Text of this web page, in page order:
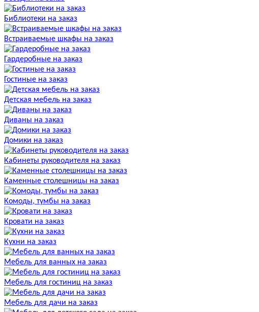
Библиотеки на заказ
Встраиваемые шкафы на заказ
Гардеробные на заказ
Гостиные на заказ
Детская мебель на заказ
Диваны на заказ
Домики на заказ
Кабинеты руководителя на заказ
Каменные столешницы на заказ
Комоды, тумбы на заказ
Кровати на заказ
Кухни на заказ
Мебель для ванных на заказ
Мебель для гостиниц на заказ
Мебель для дачи на заказ